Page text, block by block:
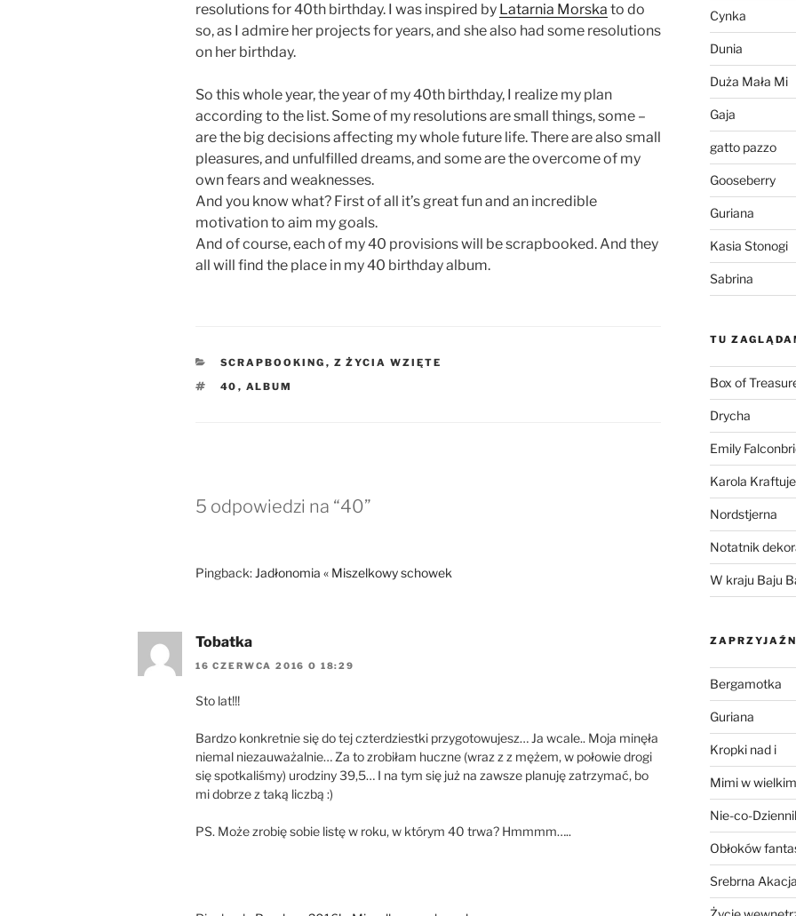
resolutions for 40th birthday. I was inspired by Latarnia Morska to do
so, as I admire her projects for years, and she also had some resolutions
on her birthday.
So this whole year, the year of my 40th birthday, I realize my plan
according to the list. Some of my resolutions are small things, some –
are the big decisions affecting my whole future life. There are also small
pleasures, and unfulfilled dreams, and some are the overcome of my
own fears and weaknesses.
And you know what? First of all it’s great fun and an incredible
motivation to aim my goals.
And of course, each of my 40 provisions will be scrapbooked. And they
all will find the place in my 40 birthday album.
KATEGORIE
SCRAPBOOKING , Z ŻYCIA WZIĘTE
TAGI
40 , ALBUM
5 odpowiedzi na “40”
Pingback: Jadłonomia « Miszelkowy schowek
Tobatka
16 CZERWCA 2016 O 18:29
Sto lat!!!
Bardzo konkretnie się do tej czterdziestki przygotowujesz… Ja wcale.. Moja minęła
niemal niezauważalnie… Za to zrobiłam huczne (wraz z z mężem, w połowie drogi
się spotkaliśmy) urodziny 39,5… I na tym się już na zawsze planuję zatrzymać, bo
mi dobrze z taką liczbą :)
PS. Może zrobię sobie listę w roku, w którym 40 trwa? Hmmmm…..
Cynka
Dunia
Duża Mała Mi
Gaja
gatto pazzo
Gooseberry
Guriana
Kasia Stonogi
Sabrina
TU
Box of
Drycha
Emily
Karola Kraftuje
Nordstjerna
Notatnik
W kraju Baju
Bergamotka
Guriana
Kropki nad i
Mimi w
Nie-co-
Obłoków
Srebrna Akacja